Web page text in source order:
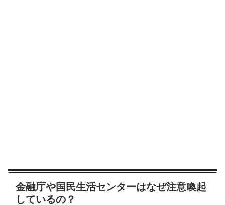
金融庁や国民生活センターはなぜ注意喚起
しているの？